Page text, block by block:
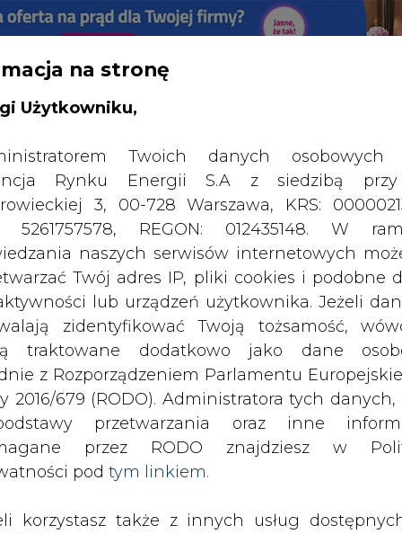
ZMIANY KADROWE NA RYNKU
na stronę
Użytkowniku,
Twoich danych osobowych
Rynku Energii S.A z siedzibą
3, 00-728 Warszawa, KRS:
5261757578, REGON: 012435148. W
naszych serwisów internetowych
Twój adres IP, pliki cookies i podobne
lub urządzeń użytkownika. Jeżeli
zidentyfikować Twoją tożsamość,
traktowane dodatkowo jako dane
z Rozporządzeniem Parlamentu
2016/679 (RODO). Administratora tych danych,
przetwarzania oraz inne
przez RODO znajdziesz w
pod tym linkiem.
korzystasz także z innych usług
w dwóch kopalniach, na razie nie może oszacować
drukuj skomentuj